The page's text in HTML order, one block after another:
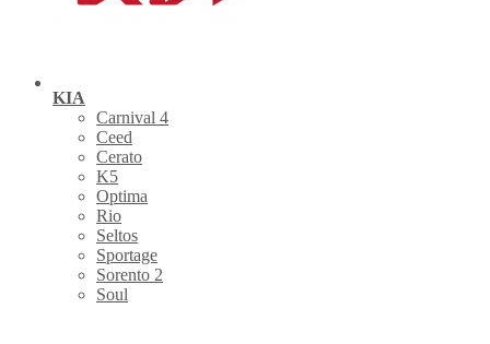
KIA
Carnival 4
Ceed
Cerato
K5
Optima
Rio
Seltos
Sportage
Sorento 2
Soul